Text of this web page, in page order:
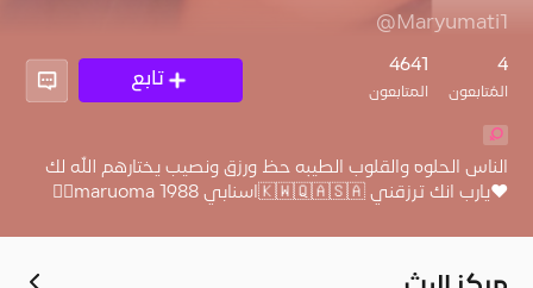
@Maryumati1
4
المُتابعون
4641
المتابعون
تابع
الناس الحلوه والقلوب الطيبه حظ ورزق ونصيب يختارهم الله لك
♥️يارب انك ترزقني 🇰🇼🇶🇦🇸🇦اسنابي maruoma 1988👉🏻